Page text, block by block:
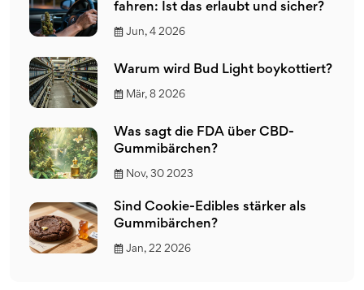
fahren: Ist das erlaubt und sicher?
Jun, 4 2026
Warum wird Bud Light boykottiert?
Mär, 8 2026
Was sagt die FDA über CBD-
Gummibärchen?
Nov, 30 2023
Sind Cookie-Edibles stärker als
Gummibärchen?
Jan, 22 2026